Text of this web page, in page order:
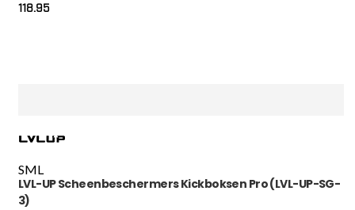
118.95
SML
LVL-UP Scheenbeschermers Kickboksen Pro (LVL-UP-SG-
3)